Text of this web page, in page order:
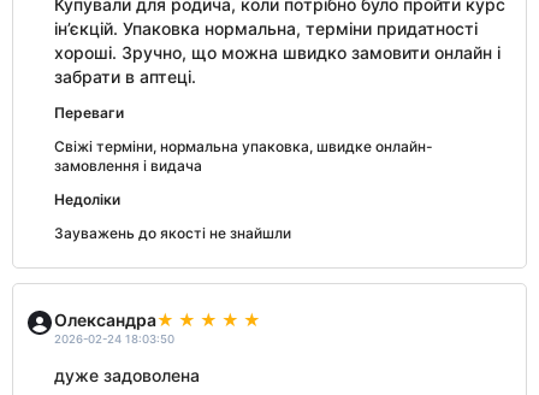
Купували для родича, коли потрібно було пройти курс
ін’єкцій. Упаковка нормальна, терміни придатності
хороші. Зручно, що можна швидко замовити онлайн і
забрати в аптеці.
Переваги
Свіжі терміни, нормальна упаковка, швидке онлайн-
замовлення і видача
Недоліки
Зауважень до якості не знайшли
Олександра
2026-02-24 18:03:50
дуже задоволена